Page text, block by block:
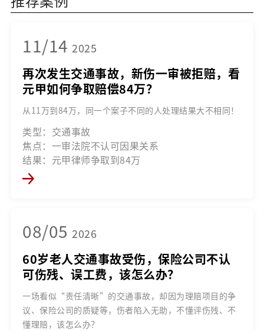
11/14 2025
再次发生交通事故，新伤一审被拒赔，看
元甲如何争取赔偿84万？
从11万到84万，同一个案子不同的人处理结果大不相同！
类型：交通事故
焦点：一审法院不认可因果关系
结果：元甲律师争取到84万
08/05 2026
60岁老人交通事故受伤，保险公司不认
可伤残、误工费，该怎么办？
一场看似“责任清晰”的交通事故，却因为理赔项目的争
议、保险公司的质疑等，伤者陷入无助，不懂评伤残、不
懂理赔，该怎么办？